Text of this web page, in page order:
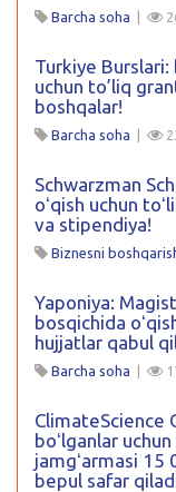
Barcha soha |
Turkiye
uchun to’liq
boshqalar!
Barcha soha |
Schwarzman
oʻqish uchun
va stipendiya!
Biznesni
Yaponiya:
bosqichida
hujjatlar qabul
Barcha soha |
ClimateScience
boʻlganlar
jamgʻarmasi 15
bepul safar